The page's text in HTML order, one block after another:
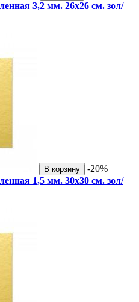
3,2 мм. 26х26 см. зол/
В корзину
-20%
1,5 мм. 30х30 см. зол/